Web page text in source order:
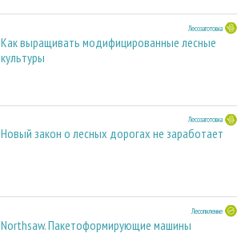
Лесозаготовка
Как выращивать модифицированные лесные
культуры
Лесозаготовка
Новый закон о лесных дорогах не заработает
Лесопиление
Northsaw. Пакетоформирующие машины